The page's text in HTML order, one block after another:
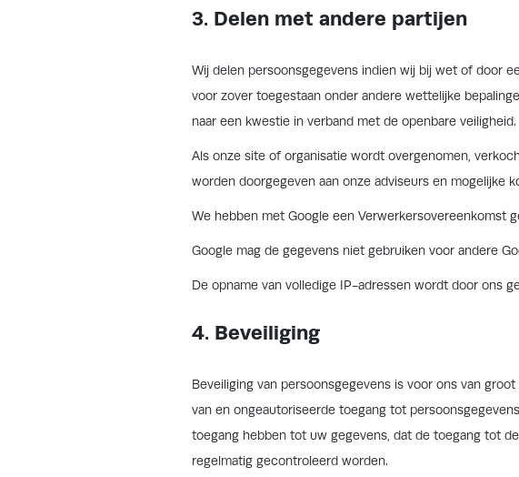
3. Delen met andere partijen
Wij delen persoonsgegevens indien wij bij wet of door
voor zover toegestaan onder andere wettelijke
naar een kwestie in verband met de openbare veiligheid.
Als onze site of organisatie wordt overgenomen,
worden doorgegeven aan onze adviseurs en mogelijke
We hebben met Google een Verwerkersovereenkomst
Google mag de gegevens niet gebruiken voor andere
De opname van volledige IP-adressen wordt door ons
4. Beveiliging
Beveiliging van persoonsgegevens is voor ons van
van en ongeautoriseerde toegang tot
toegang hebben tot uw gegevens, dat de toegang tot
regelmatig gecontroleerd worden.